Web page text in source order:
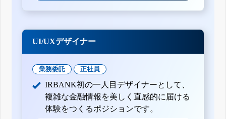
UI/UXデザイナー
業務委託 正社員
IRBANK初の一人目デザイナーとして、
複雑な金融情報を美しく直感的に届ける
体験をつくるポジションです。